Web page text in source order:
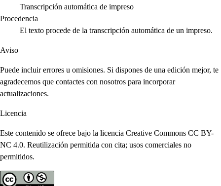
Transcripción automática de impreso
Procedencia
El texto procede de la transcripción automática de un impreso.
Aviso
Puede incluir errores u omisiones. Si dispones de una edición mejor, te
agradecemos que contactes con nosotros para incorporar
actualizaciones.
Licencia
Este contenido se ofrece bajo la licencia Creative Commons CC BY-
NC 4.0. Reutilización permitida con cita; usos comerciales no
permitidos.